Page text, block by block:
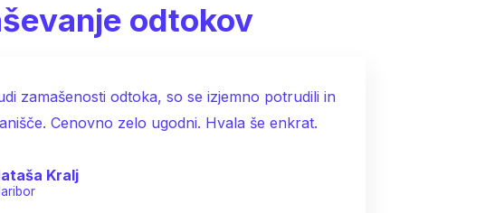
odtokov
zamašenosti odtoka, so se izjemno potrudili in
Cenovno zelo ugodni. Hvala še enkrat.
Kralj